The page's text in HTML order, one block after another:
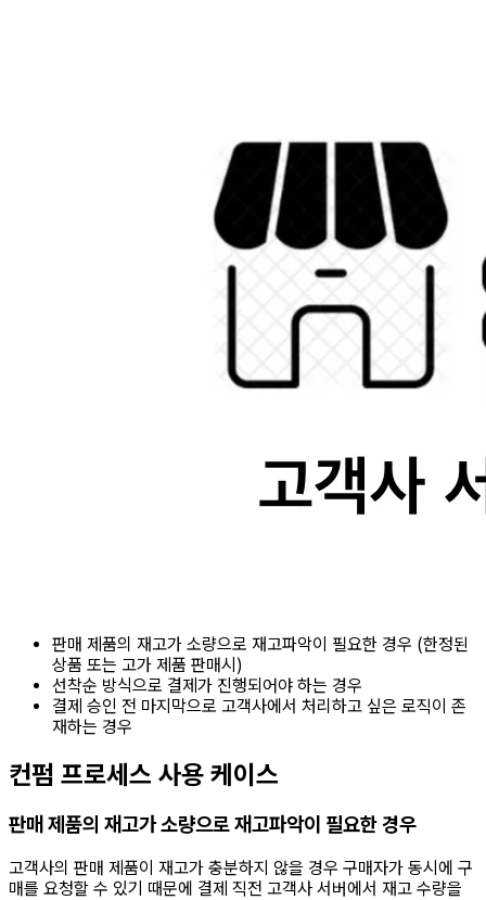
판매 제품의 재고가 소량으로 재고파악이 필요한 경우 (한정된
상품 또는 고가 제품 판매시)
선착순 방식으로 결제가 진행되어야 하는 경우
결제 승인 전 마지막으로 고객사에서 처리하고 싶은 로직이 존
재하는 경우
컨펌 프로세스 사용 케이스
판매 제품의 재고가 소량으로 재고파악이 필요한 경우
고객사의 판매 제품이 재고가 충분하지 않을 경우 구매자가 동시에 구
매를 요청할 수 있기 때문에 결제 직전 고객사 서버에서 재고 수량을